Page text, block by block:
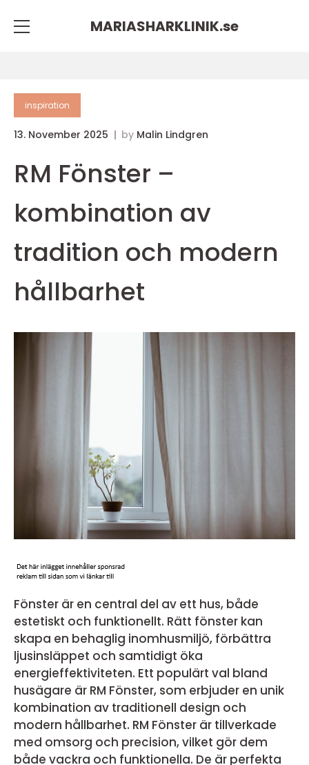
MARIASHARKLINIK.se
inspiration
13. November 2025 by Malin Lindgren
RM Fönster –
kombination av
tradition och modern
hållbarhet
Fönster är en central del av ett hus, både
estetiskt och funktionellt. Rätt fönster kan
skapa en behaglig inomhusmiljö, förbättra
ljusinsläppet och samtidigt öka
energieffektiviteten. Ett populärt val bland
husägare är RM Fönster, som erbjuder en unik
kombination av traditionell design och
modern hållbarhet. RM Fönster är tillverkade
med omsorg och precision, vilket gör dem
både vackra och funktionella. De är perfekta